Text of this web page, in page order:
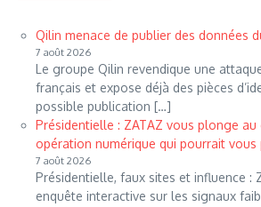
Qilin menace de publier des données
7 août 2026
Le groupe Qilin revendique une
français et expose déjà des pièces
possible publication […]
Présidentielle : ZATAZ vous plonge au
opération numérique qui pourrait vous
7 août 2026
Présidentielle, faux sites et influence :
enquête interactive sur les signaux